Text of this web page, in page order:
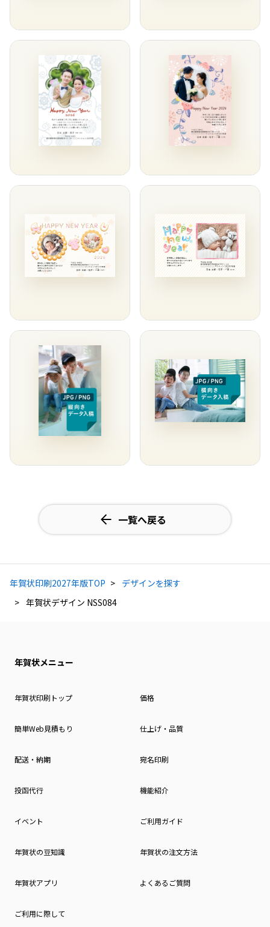
一覧へ戻る
年賀状印刷2027年版TOP
デザインを探す
年賀状デザイン NSS084
年賀状メニュー
年賀状印刷トップ 価格
簡単Web見積もり 仕上げ・品質
配送・納期 宛名印刷
投函代行 機能紹介
イベント ご利用ガイド
年賀状の豆知識 年賀状の注文方法
年賀状アプリ よくあるご質問
ご利用に際して